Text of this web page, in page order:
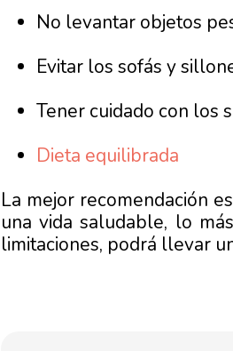
No levantar objetos
Evitar los sofás y
Tener cuidado con los
Dieta equilibrada
La mejor recomendación
una vida saludable, lo
limitaciones, podrá llevar